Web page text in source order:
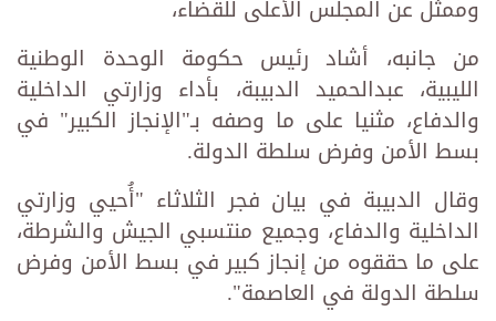
وممثل عن المجلس الأعلى للقضاء،
من جانبه، أشاد رئيس حكومة الوحدة الوطنية
الليبية، عبدالحميد الدبيبة، بأداء وزارتي الداخلية
والدفاع، مثنيا على ما وصفه بـ"الإنجاز الكبير" في
بسط الأمن وفرض سلطة الدولة.
وقال الدبيبة في بيان فجر الثلاثاء "أُحيي وزارتي
الداخلية والدفاع، وجميع منتسبي الجيش والشرطة،
على ما حققوه من إنجاز كبير في بسط الأمن وفرض
سلطة الدولة في العاصمة".